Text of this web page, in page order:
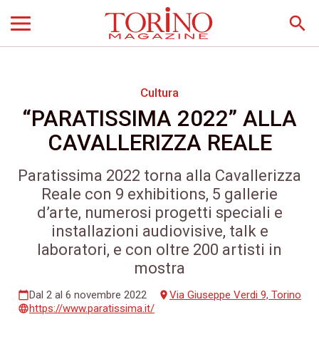
search
Cultura
“PARATISSIMA 2022” ALLA
CAVALLERIZZA REALE
Paratissima 2022 torna alla Cavallerizza
Reale con 9 exhibitions, 5 gallerie
d’arte, numerosi progetti speciali e
installazioni audiovisive, talk e
laboratori, e con oltre 200 artisti in
mostra
calendar_todayDal 2 al 6 novembre 2022 placeVia Giuseppe Verdi 9, Torino
languagehttps://www.paratissima.it/